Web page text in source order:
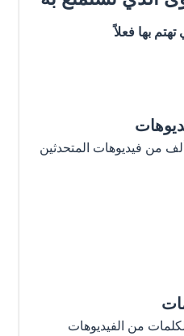
بها فعلاً
من 48 ألف من فيديوهات المتحدثين
من الفيديوهات